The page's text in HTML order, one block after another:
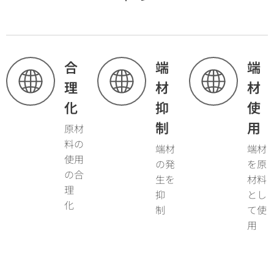
合
理
化
原材
料の
使用
の合
理
化
端
材
抑
制
端材
の発
生を
抑
制
端
材
使
用
端材
を原
材料
とし
て使
用